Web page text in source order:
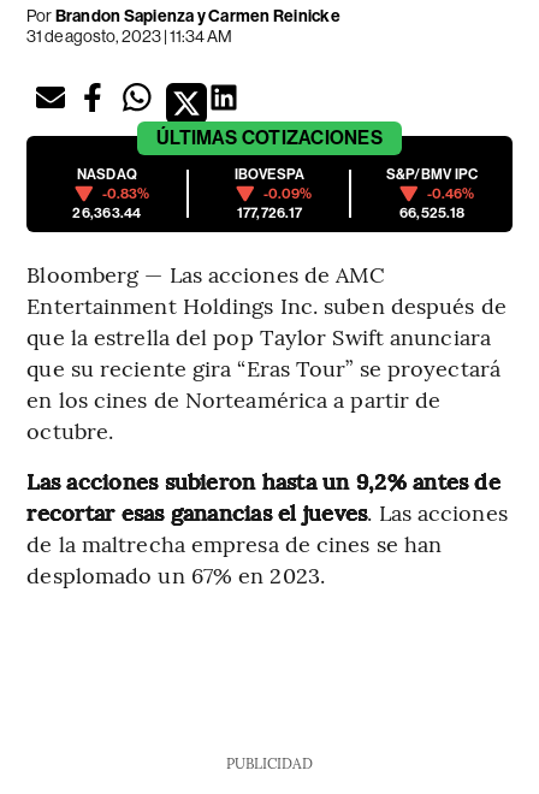
PorBrandon Sapienza y Carmen Reinicke
31 de agosto, 2023 | 11:34 AM
ÚLTIMAS COTIZACIONES
NASDAQ
-0.83%
26,363.44
IBOVESPA
-0.09%
177,726.17
S&P/BMV IPC
-0.46%
66,525.18
Bloomberg — Las acciones de AMC
Entertainment Holdings Inc. suben después de
que la estrella del pop Taylor Swift anunciara
que su reciente gira “Eras Tour” se proyectará
en los cines de Norteamérica a partir de
octubre.
Las acciones subieron hasta un 9,2% antes de
recortar esas ganancias el jueves. Las acciones
de la maltrecha empresa de cines se han
desplomado un 67% en 2023.
PUBLICIDAD